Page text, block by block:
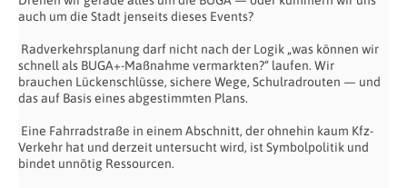
auch um die Stadt jenseits dieses Events?
Radverkehrsplanung darf nicht nach der Logik „was können wir
schnell als BUGA+-Maßnahme vermarkten?“ laufen. Wir
brauchen Lückenschlüsse, sichere Wege, Schulradrouten — und
das auf Basis eines abgestimmten Plans.
Eine Fahrradstraße in einem Abschnitt, der ohnehin kaum Kfz-
Verkehr hat und derzeit untersucht wird, ist Symbolpolitik und
bindet unnötig Ressourcen.